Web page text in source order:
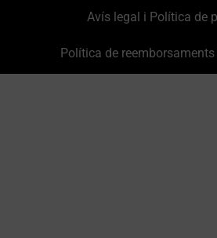
Avís legal i Política de
Política de